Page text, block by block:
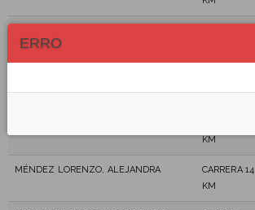
KM
KM
MÉNDEZ LORENZO, ALEJANDRA
CARRERA 14
KM
ERRO